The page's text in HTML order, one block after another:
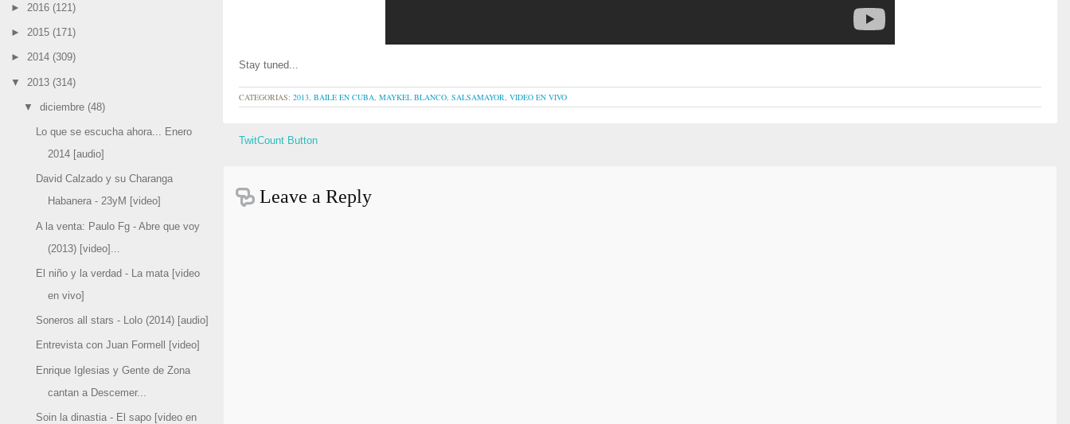
► 2016 (121)
► 2015 (171)
► 2014 (309)
▼ 2013 (314)
▼ diciembre (48)
Lo que se escucha ahora... Enero
2014 [audio]
David Calzado y su Charanga
Habanera - 23yM [video]
A la venta: Paulo Fg - Abre que voy
(2013) [video]...
El niño y la verdad - La mata [video
en vivo]
Soneros all stars - Lolo (2014) [audio]
Entrevista con Juan Formell [video]
Enrique Iglesias y Gente de Zona
cantan a Descemer...
Soin la dinastia - El sapo [video en
Stay tuned...
CATEGORIAS: 2013, BAILE EN CUBA, MAYKEL BLANCO, SALSAMAYOR, VIDEO EN VIVO
TwitCount Button
Leave a Reply